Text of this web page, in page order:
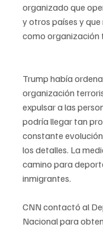
organizado que
y otros países y
como organización
Trump había
organización
expulsar a las
podría llegar tan
constante
los detalles. La
camino para
inmigrantes.
CNN contactó al
Nacional para